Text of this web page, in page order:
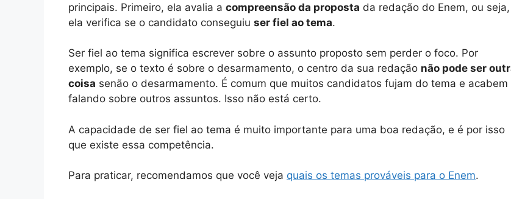
principais. Primeiro, ela avalia a compreensão da proposta da redação do Enem, ou seja,
ela verifica se o candidato conseguiu ser fiel ao tema.
Ser fiel ao tema significa escrever sobre o assunto proposto sem perder o foco. Por
exemplo, se o texto é sobre o desarmamento, o centro da sua redação não pode ser
coisa senão o desarmamento. É comum que muitos candidatos fujam do tema e acabem
falando sobre outros assuntos. Isso não está certo.
A capacidade de ser fiel ao tema é muito importante para uma boa redação, e é por isso
que existe essa competência.
Para praticar, recomendamos que você veja quais os temas prováveis para o Enem.